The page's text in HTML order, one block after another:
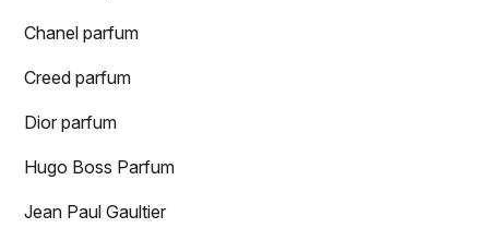
Chanel parfum
Creed parfum
Dior parfum
Hugo Boss Parfum
Jean Paul Gaultier